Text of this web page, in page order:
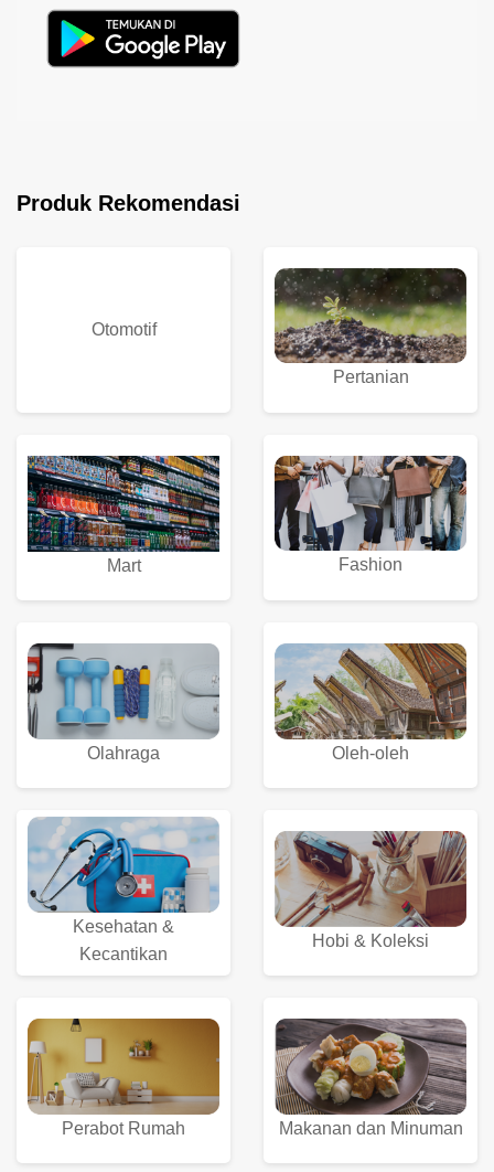
Produk Rekomendasi
Otomotif
Pertanian
Mart Fashion
Olahraga Oleh-oleh
Kesehatan &
Kecantikan
Hobi & Koleksi
Perabot Rumah Makanan dan Minuman